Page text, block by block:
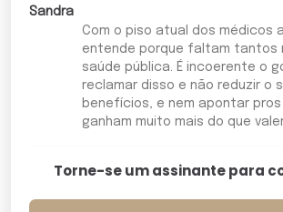
Sandra
Com o piso atual dos médicos
entende porque faltam tantos
saúde pública. É incoerente o
reclamar disso e não reduzir o
benefícios, e nem apontar
ganham muito mais do que
Torne-se um assinante para